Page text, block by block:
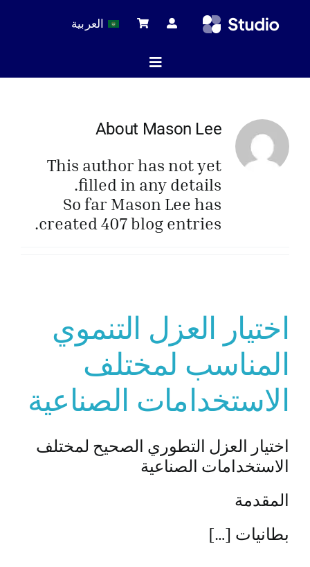
العربية
Toggle
الرئيسية
التقنية
عرض أسعار
About Mason Lee
This author has not yet
filled in any details.
So far Mason Lee has
created 407 blog entries.
اختيار العزل التنموي
المناسب لمختلف
الاستخدامات الصناعية
اختيار العزل التطوري الصحيح لمختلف
الاستخدامات الصناعية
المقدمة
بطانيات […]